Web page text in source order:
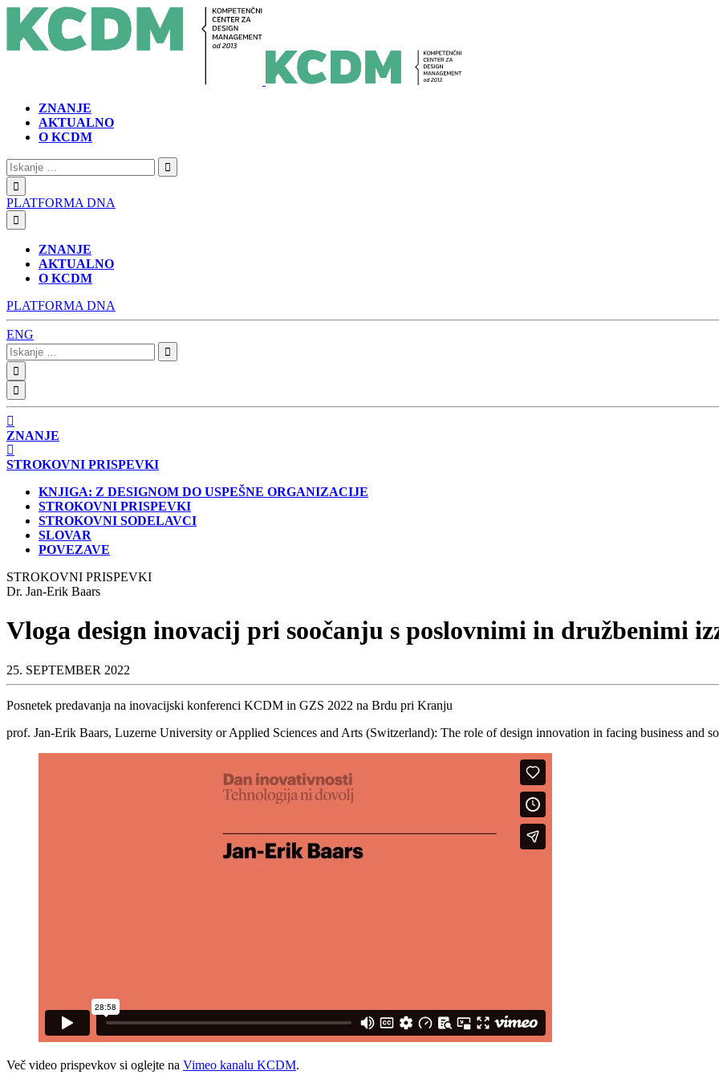
ZNANJE
AKTUALNO
O KCDM
Iskanje:
PLATFORMA DNA
ZNANJE
AKTUALNO
O KCDM
PLATFORMA DNA
ENG
Iskanje:
ZNANJE
STROKOVNI PRISPEVKI
KNJIGA: Z DESIGNOM DO USPEŠNE ORGANIZACIJE
STROKOVNI PRISPEVKI
STROKOVNI SODELAVCI
SLOVAR
POVEZAVE
STROKOVNI PRISPEVKI
Dr. Jan-Erik Baars
Vloga design inovacij pri soočanju s poslovnimi in družbenimi
25. SEPTEMBER 2022
Posnetek predavanja na inovacijski konferenci KCDM in GZS 2022 na Brdu pri Kranju
prof. Jan-Erik Baars, Luzerne University or Applied Sciences and Arts (Switzerland): The role of design innovation in facing business and
Več video prispevkov si oglejte na Vimeo kanalu KCDM.